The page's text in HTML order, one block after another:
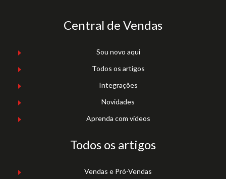
Central de Vendas
Sou novo aqui
Todos os artigos
Integrações
Novidades
Aprenda com vídeos
Todos os artigos
Vendas e Pró-Vendas